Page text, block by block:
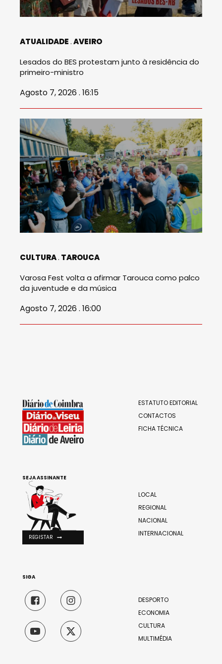
ATUALIDADE AVEIRO
Lesados do BES protestam junto à residência do
primeiro-ministro
Agosto 7, 2026 . 16:15
CULTURA TAROUCA
Varosa Fest volta a afirmar Tarouca como palco
da juventude e da música
Agosto 7, 2026 . 16:00
ESTATUTO EDITORIAL
CONTACTOS
FICHA TÉCNICA
LOCAL
REGIONAL
NACIONAL
INTERNACIONAL
DESPORTO
ECONOMIA
CULTURA
MULTIMÉDIA
SEJA ASSINANTE
REGISTAR
SIGA